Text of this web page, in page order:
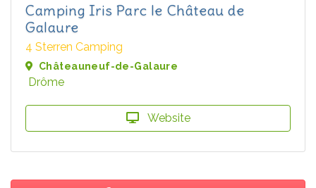
Camping Iris Parc le Château de
Galaure
4 Sterren Camping
Châteauneuf-de-Galaure
Drôme
Website